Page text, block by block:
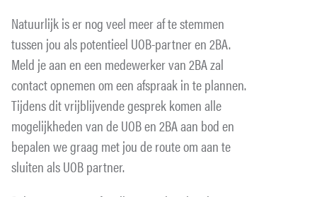
Natuurlijk is er nog veel meer af te stemmen
tussen jou als potentieel UOB-partner en 2BA.
Meld je aan en een medewerker van 2BA zal
contact opnemen om een afspraak in te plannen.
Tijdens dit vrijblijvende gesprek komen alle
mogelijkheden van de UOB en 2BA aan bod en
bepalen we graag met jou de route om aan te
sluiten als UOB partner.